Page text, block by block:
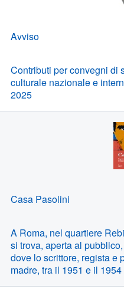
Avviso
Contributi per convegni di
culturale nazionale e
2025
Casa Pasolini
A Roma, nel quartiere
si trova, aperta al
dove lo scrittore, regista e
madre, tra il 1951 e il 1954